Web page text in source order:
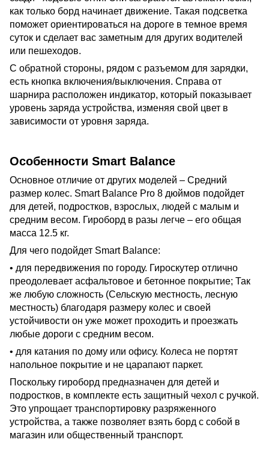
как только борд начинает движение. Такая подсветка
поможет ориентироваться на дороге в темное время
суток и сделает вас заметным для других водителей
или пешеходов.
С обратной стороны, рядом с разъемом для зарядки,
есть кнопка включения/выключения. Справа от
шарнира расположен индикатор, который показывает
уровень заряда устройства, изменяя свой цвет в
зависимости от уровня заряда.
Особенности Smart Balance
Основное отличие от других моделей – Средний
размер колес. Smart Balance Pro 8 дюймов подойдет
для детей, подростков, взрослых, людей с малым и
средним весом. Гироборд в разы легче – его общая
масса 12.5 кг.
Для чего подойдет Smart Balance:
• для передвижения по городу. Гироскутер отлично
преодолевает асфальтовое и бетонное покрытие; Так
же любую сложность (Сельскую местность, лесную
местность) благодаря размеру колес и своей
устойчивости он уже может проходить и проезжать
любые дороги с средним весом.
• для катания по дому или офису. Колеса не портят
напольное покрытие и не царапают паркет.
Поскольку гироборд предназначен для детей и
подростков, в комплекте есть защитный чехол с ручкой.
Это упрощает транспортировку разряженного
устройства, а также позволяет взять борд с собой в
магазин или общественный транспорт.